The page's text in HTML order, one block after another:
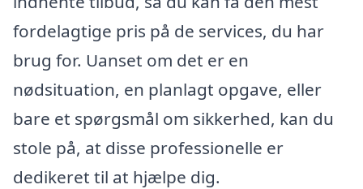
fordelagtige pris på de services, du har
brug for. Uanset om det er en
nødsituation, en planlagt opgave, eller
bare et spørgsmål om sikkerhed, kan du
stole på, at disse professionelle er
dedikeret til at hjælpe dig.